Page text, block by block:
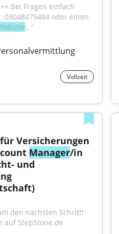
Bei Fragen einfach
oder einen
..."
Vollzeit
Versicherungen
Manager/in
und
den nächsten Schritt!